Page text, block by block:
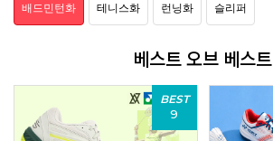
배드민턴화 테니스화 런닝화 슬리퍼
베스트 오브 베스트
BEST
9